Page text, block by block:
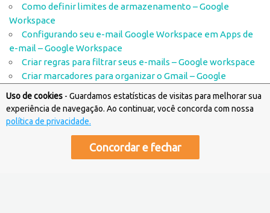
Como definir limites de armazenamento – Google
Workspace
Configurando seu e-mail Google Workspace em Apps de
e-mail – Google Workspace
Criar regras para filtrar seus e-mails – Google workspace
Criar marcadores para organizar o Gmail – Google
Workspace
Compartilhando arquivos do Google Drive – Google
Workspace
Uso de cookies - Guardamos estatísticas de visitas para melhorar sua
experiência de navegação. Ao continuar, você concorda com nossa
política de privacidade.
Concordar e fechar